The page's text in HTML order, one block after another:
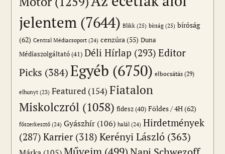
jelentem (7644) Blikk (25) bírság (25) bíróság
(62) Central Médiacsoport (24) cenzúra (55) Duna
Médiaszolgáltató(41) Déli Hírlap (293) Editor
Picks (384)Egyéb (6750) elbocsátás (29)
elhunyt (23) Featured (154) Fiatalon
Miskolczról (1058) fidesz(40) Földes / 4H(62)
főszerkesztő (24) Gyászhír (106) halál (24) Hirdetmények
(287) Karrier(318) Kerényi László (363)